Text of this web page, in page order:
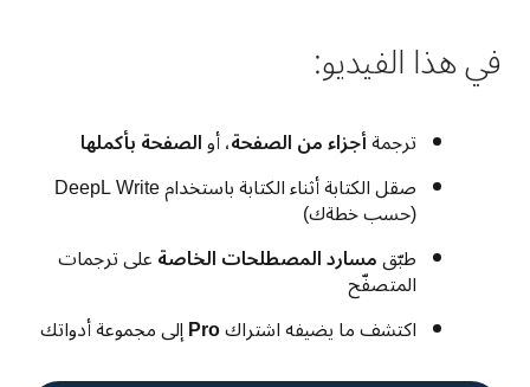
في هذا الفيديو:
ترجمةأجزاء من الصفحة، أوالصفحة بأكملها
صقل الكتابة أثناء الكتابة باستخدام DeepL Write
(حسب خطةك)
طبّقمسارد المصطلحات الخاصةعلى ترجمات
المتصفّح
اكتشف ما يضيفه اشتراكProإلى مجموعة أدواتك